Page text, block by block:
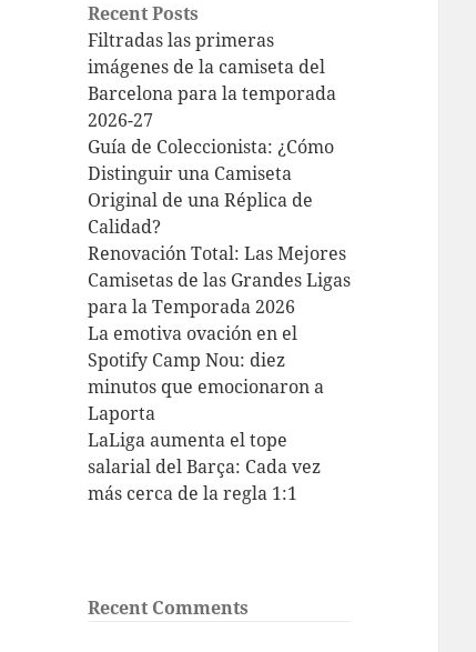
Recent Posts
Filtradas las primeras
imágenes de la camiseta del
Barcelona para la temporada
2026-27
Guía de Coleccionista: ¿Cómo
Distinguir una Camiseta
Original de una Réplica de
Calidad?
Renovación Total: Las Mejores
Camisetas de las Grandes Ligas
para la Temporada 2026
La emotiva ovación en el
Spotify Camp Nou: diez
minutos que emocionaron a
Laporta
LaLiga aumenta el tope
salarial del Barça: Cada vez
más cerca de la regla 1:1
Recent Comments